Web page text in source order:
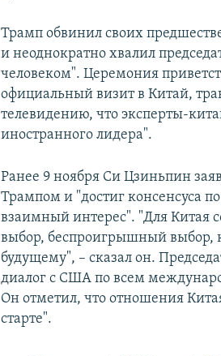
Трамп обвинил своих
и неоднократно хвалил
человеком". Церемония
официальный визит в Китай,
телевидению, что эксперты-
иностранного лидера".
Ранее 9 ноября Си Цзиньпин
Трампом и "достиг консенсуса
взаимный интерес". "Для Китая
выбор, беспроигрышный выбор,
будущему", – сказал он.
диалог с США по всем
Он отметил, что отношения
старте".